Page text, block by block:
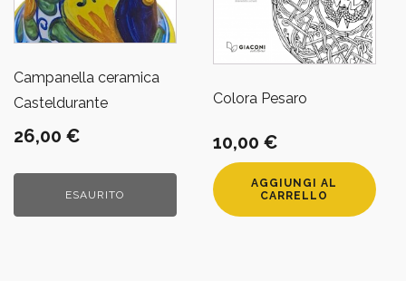
Campanella ceramica
Casteldurante
26,00 €
ESAURITO
Colora Pesaro
10,00 €
AGGIUNGI AL
CARRELLO